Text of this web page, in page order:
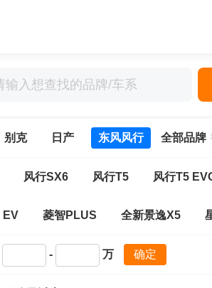
别克 日产 东风风行 全部品牌
风行SX6 风行T5 风行T5
EV 菱智PLUS 全新景逸X5
- 万 确定